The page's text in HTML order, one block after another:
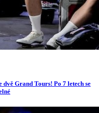
Grand Tours! Po 7 letech se